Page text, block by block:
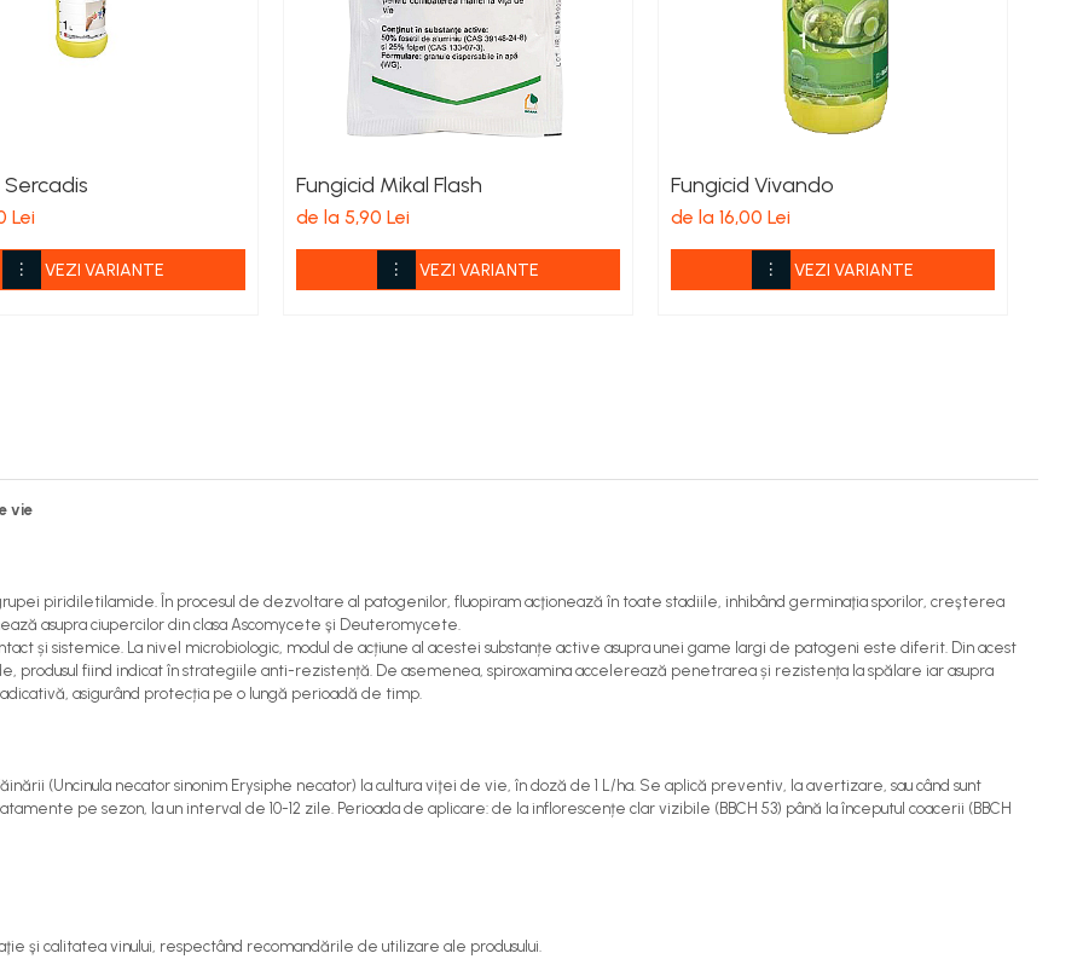
Lei
VEZI VARIANTE
Fungicid Mikal Flash
de la 5,90 Lei
VEZI VARIANTE
Fungicid Vivando
de la 16,00 Lei
VEZI VARIANTE
vie
piridiletilamide. În procesul de dezvoltare al patogenilor, fluopiram acţionează în toate stadiile, inhibând germinaţia sporilor, creşterea
asupra ciupercilor din clasa Ascomycete şi Deuteromycete.
și sistemice. La nivel microbiologic, modul de acțiune al acestei substanțe active asupra unei game largi de patogeni este diferit. Din acest
produsul fiind indicat în strategiile anti-rezistență. De asemenea, spiroxamina accelerează penetrarea și rezistența la spălare iar asupra
asigurând protecția pe o lungă perioadă de timp.
(Uncinula necator sinonim Erysiphe necator) la cultura viţei de vie, în doză de 1 L/ha. Se aplică preventiv, la avertizare, sau când sunt
pe sezon, la un interval de 10-12 zile. Perioada de aplicare: de la inflorescențe clar vizibile (BBCH 53) până la începutul coacerii (BBCH
şi calitatea vinului, respectând recomandările de utilizare ale produsului.